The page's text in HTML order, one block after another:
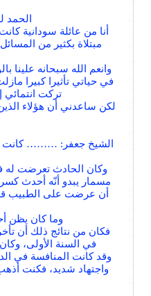
الحمد
أنا من عائلة سودانية
مبتلاة بكثير من
وانعم الله سبحانه علينا
في حياتي تأثيرا كبيرا
تركت
لكن ساعدني أن هؤلاء
الشيخ جعفر: ……… كانت
وكان الحادث تعرضت له
مسمار يبدو أنّه أحدث
أن عرضت على الطبيب
وما كان يظن
فكان من نتائج ذلك أن
في السنة الأولى،
وقد كانت المنافسة في
واجتهاد شديد، فكنت